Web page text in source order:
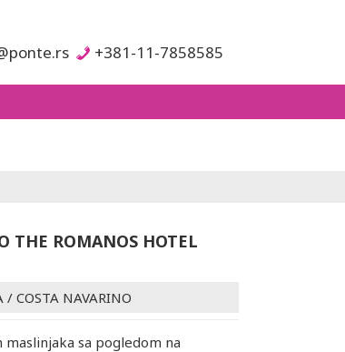
+381-11-7858585
THE ROMANOS HOTEL
/ COSTA NAVARINO
sa pogledom na